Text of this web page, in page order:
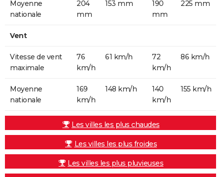
Moyenne
nationale
204
mm
153 mm
190
mm
225 mm
Vent
Vitesse de vent
maximale
76
km/h
61 km/h
72
km/h
86 km/h
Moyenne
nationale
169
km/h
148 km/h
140
km/h
155 km/h
Les villes les plus chaudes
Les villes les plus froides
Les villes les plus pluvieuses